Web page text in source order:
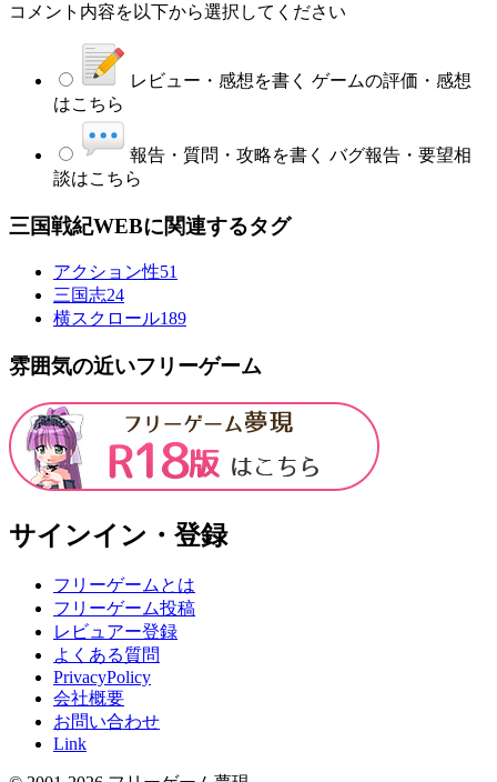
コメント内容を以下から選択してください
レビュー・感想を書く ゲームの評価・感想
はこちら
報告・質問・攻略を書く バグ報告・要望相
談はこちら
三国戦紀WEBに関連するタグ
アクション性51
三国志24
横スクロール189
雰囲気の近いフリーゲーム
サインイン・登録
フリーゲームとは
フリーゲーム投稿
レビュアー登録
よくある質問
PrivacyPolicy
会社概要
お問い合わせ
Link